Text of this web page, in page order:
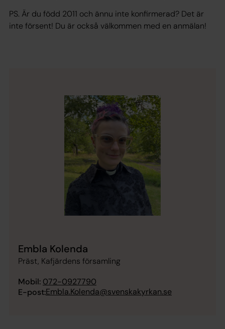
PS. Är du född 2011 och ännu inte konfirmerad? Det är
inte försent! Du är också välkommen med en anmälan!
Embla Kolenda
Präst, Kafjärdens församling
Mobil: 072-0927790
E-post:Embla.Kolenda@svenskakyrkan.se